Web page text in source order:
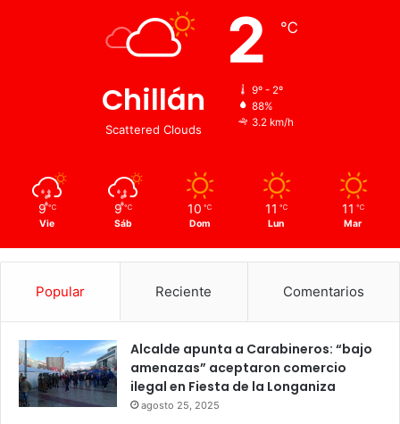
Chillán
Scattered Clouds
2 ℃
9º - 2º
88%
3.2 km/h
9 ℃
Vie
9 ℃
Sáb
10 ℃
Dom
11 ℃
Lun
11 ℃
Mar
Popular Reciente Comentarios
Alcalde apunta a Carabineros: “bajo
amenazas” aceptaron comercio
ilegal en Fiesta de la Longaniza
agosto 25, 2025